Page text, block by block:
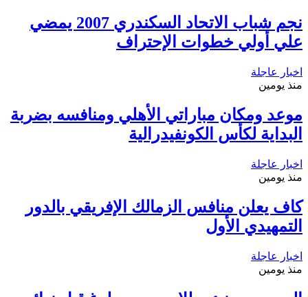
نجم شباب الاتحاد السكندري 2007 يمضي
علي أولي خطوات الإحتراف
اخبار عاجلة
منذ يومين
موعد ومكان مباراتي الأهلي ومنافسه بضربة
البداية لكأس الكونفيدرالية
اخبار عاجلة
منذ يومين
كاف يعلن منافس الزمالك الإفريقي بالدور
التمهيدي الأول
اخبار عاجلة
منذ يومين